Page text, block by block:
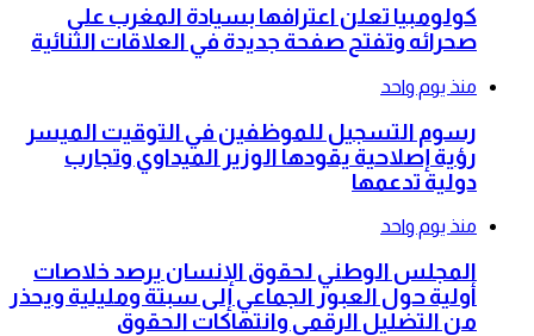
كولومبيا تعلن اعترافها بسيادة المغرب على
صحرائه وتفتح صفحة جديدة في العلاقات الثنائية
منذ يوم واحد
رسوم التسجيل للموظفين في التوقيت الميسر
رؤية إصلاحية يقودها الوزير الميداوي وتجارب
دولية تدعمها
منذ يوم واحد
المجلس الوطني لحقوق الإنسان يرصد خلاصات
أولية حول العبور الجماعي إلى سبتة ومليلية ويحذر
من التضليل الرقمي وانتهاكات الحقوق